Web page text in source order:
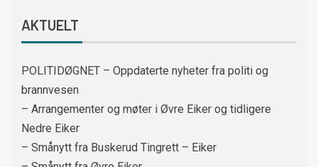
AKTUELT
POLITIDØGNET – Oppdaterte nyheter fra politi og
brannvesen
– Arrangementer og møter i Øvre Eiker og tidligere
Nedre Eiker
– Smånytt fra Buskerud Tingrett – Eiker